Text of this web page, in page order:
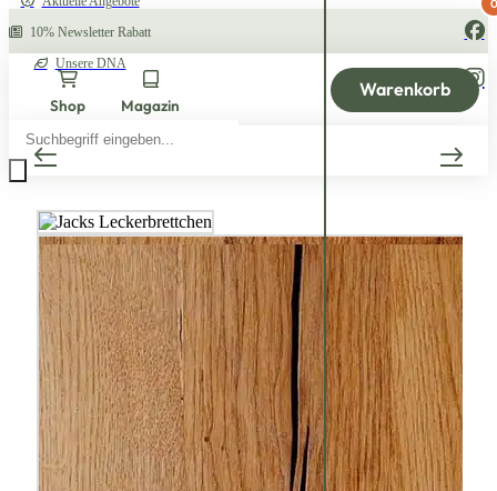
10% Newsletter Rabatt
Unsere DNA
Shop Magazin
Warenkorb
0
search